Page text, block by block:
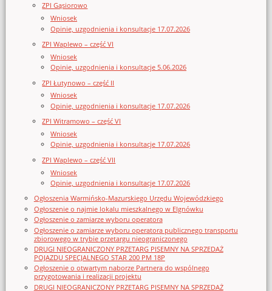
ZPI Gąsiorowo
Wniosek
Opinie, uzgodnienia i konsultacje 17.07.2026
ZPI Waplewo – część VI
Wniosek
Opinie, uzgodnienia i konsultacje 5.06.2026
ZPI Łutynowo – część II
Wniosek
Opinie, uzgodnienia i konsultacje 17.07.2026
ZPI Witramowo – część VI
Wniosek
Opinie, uzgodnienia i konsultacje 17.07.2026
ZPI Waplewo – część VII
Wniosek
Opinie, uzgodnienia i konsultacje 17.07.2026
Ogłoszenia Warmińsko-Mazurskiego Urzędu Wojewódzkiego
Ogłoszenie o najmie lokalu mieszkalnego w Elgnówku
Ogłoszenie o zamiarze wyboru operatora
Ogłoszenie o zamiarze wyboru operatora publicznego transportu
zbiorowego w trybie przetargu nieograniczonego
DRUGI NIEOGRANICZONY PRZETARG PISEMNY NA SPRZEDAŻ
POJAZDU SPECJALNEGO STAR 200 PM 18P
Ogłoszenie o otwartym naborze Partnera do wspólnego
przygotowania i realizacji projektu
DRUGI NIEOGRANICZONY PRZETARG PISEMNY NA SPRZEDAŻ